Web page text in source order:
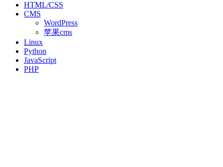
HTML/CSS
CMS
WordPress
苹果cms
Linux
Python
JavaScript
PHP